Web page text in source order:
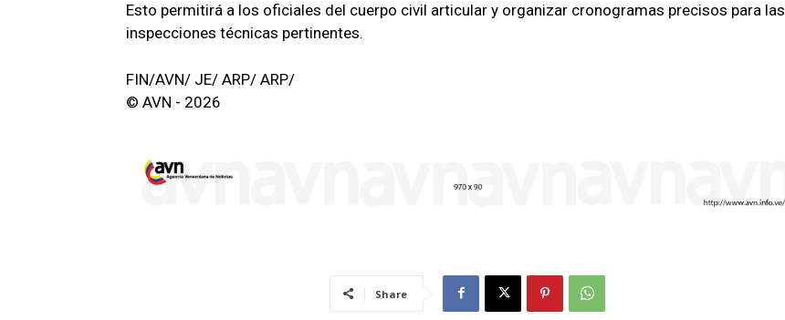
Esto permitirá a los oficiales del cuerpo civil articular y organizar cronogramas precisos para las
inspecciones técnicas pertinentes.
FIN/AVN/ JE/ ARP/ ARP/
© AVN - 2026
Share